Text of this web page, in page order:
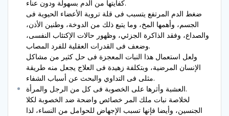
كفايتها من الدم بسهولة ودون عناء.
ضغط الدم المرتفع يتسبب فى قلة تروية الأعضاء الحيوية فى
الجسم، وأهمها المخ، وما يتبع ذلك من الدوخة، وطنين الأذن،
والصداع، وفقد الذاكرة الجزئي، وظهور حالات الإكتئاب النفسى،
وضعف فى القدرات العقلية للفرد المصاب.
ولعل استعمال هذا النبات المعجزة فى حل كثير من مشاكل
الإنسان المرضية، وبتكلفة زهيدة فى العلاج يجعل منه طريقة
مثلى فى التداوي والبحث عن أسباب الشفاء.
العشبة وأثرها على الخصوبة فى كل من الرجل والمرأة.
لخلاصة نبات ملك المر خصائص واضحة ضد الخصوبة لكلا
الجنسين، وأيضا فإنها تسبب الإجهاض للحوامل من النساء، لذا